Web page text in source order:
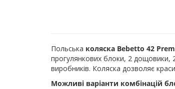
Польська коляска Bebetto 42
прогулянкових блоки, 2 дощовики,
виробників. Коляска дозволяє
Можливі варіанти комбінацій